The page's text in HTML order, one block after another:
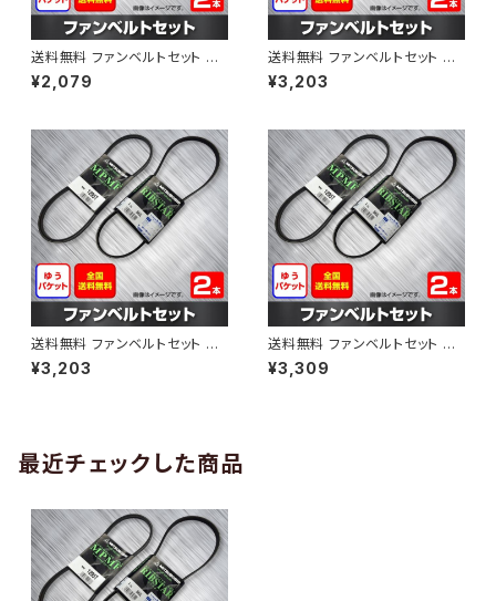
送料無料 ファンベルトセット マ
ツダ ラピュタ 型式HP12S H13.
04～H13.10 （国内トップメーカ
¥2,079
送料無料 ファンベルトセット マ
ツダ ボンゴブローニィ 型式SK5
HM H11.06～H16.11 （国内トッ
¥3,203
送料無料 ファンベルトセット マ
ツダ ボンゴブローニィ 型式SK5
HV H11.06～H16.11 （国内トッ
¥3,203
送料無料 ファンベルトセット マ
ツダ ファミリアS-ワゴン 型式B
J5W H10.04～H12.10 （国内ト
¥3,309
最近チェックした商品